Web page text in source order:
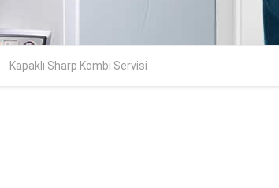
Kapaklı Sharp Kombi Servisi